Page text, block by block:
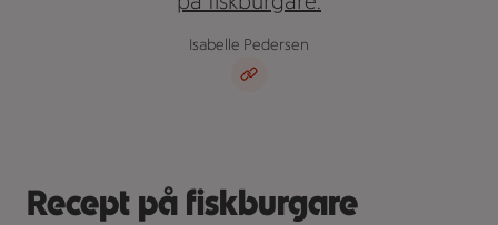
Isabelle Pedersen
Recept på fiskburgare